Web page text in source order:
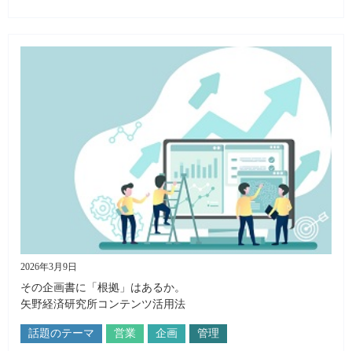
2026年3月9日
その企画書に「根拠」はあるか。
矢野経済研究所コンテンツ活用法
話題のテーマ 営業 企画 管理